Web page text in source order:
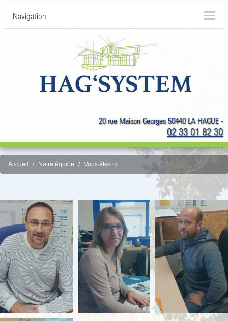
Navigation
20 rue Maison Georges 50440 LA HAGUE -
02 33 01 82 30
Accueil Notre équipe Vous êtes ici